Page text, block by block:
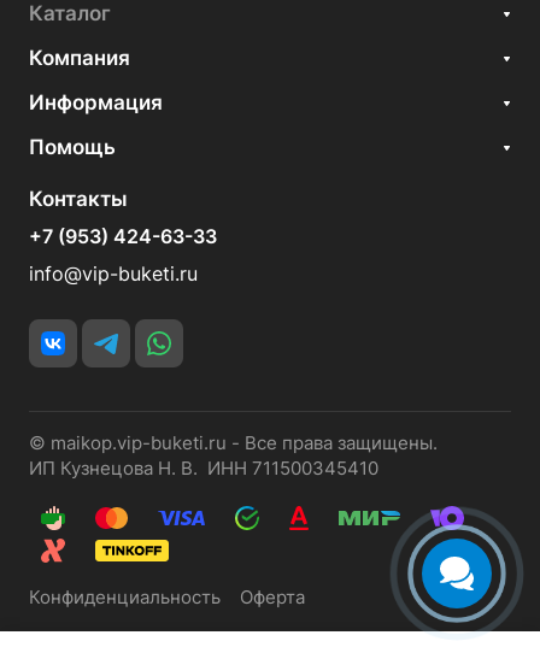
Каталог
Компания
Информация
Помощь
Контакты
+7 (953) 424-63-33
info@vip-buketi.ru
© maikop.vip-buketi.ru - Все права защищены.
ИП Кузнецова Н. В. ИНН 711500345410
Конфиденциальность Оферта